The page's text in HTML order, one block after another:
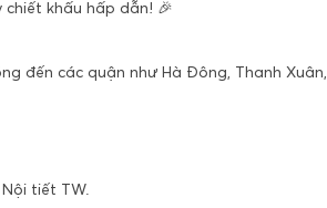
khấu hấp dẫn! 🎉
đến các quận như Hà Đông, Thanh Xuân,
Nội tiết TW.